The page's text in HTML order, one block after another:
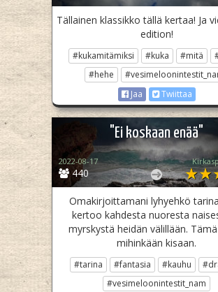
Tällainen klassikko tällä kertaa! Ja
edition!
#kukamitämiksi #kuka #mitä
#hehe
Jaa
Twiittaa
"Ei koskaan enää"
440
2022-08-17
Omakirjoittamani lyhyehkö
kertoo kahdesta nuoresta
myrskystä heidän välillään.
mihinkään kisaan.
#tarina #fantasia #kauhu
#vesimeloonintestit_nam